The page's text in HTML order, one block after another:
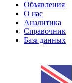
Объявления
О нас
Аналитика
Справочник
База данных